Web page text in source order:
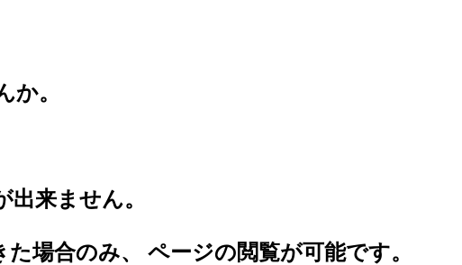
か。
来ません。
場合のみ、 ページの閲覧が可能です。